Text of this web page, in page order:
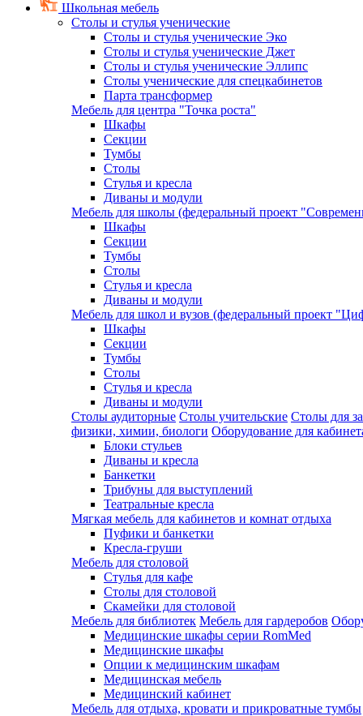
Школьная мебель
Столы и стулья ученические
Столы и стулья ученические Эко
Столы и стулья ученические Джет
Столы и стулья ученические Эллипс
Столы ученические для спецкабинетов
Парта трансформер
Мебель для центра "Точка роста"
Шкафы
Секции
Тумбы
Столы
Стулья и кресла
Диваны и модули
Мебель для школы (федеральный проект
Шкафы
Секции
Тумбы
Столы
Стулья и кресла
Диваны и модули
Мебель для школ и вузов (федеральный проект
Шкафы
Секции
Тумбы
Столы
Стулья и кресла
Диваны и модули
Столы аудиторные Столы учительские Столы для
физики, химии, биологи Оборудование для
Блоки стульев
Диваны и кресла
Банкетки
Трибуны для выступлений
Театральные кресла
Мягкая мебель для кабинетов и комнат отдыха
Пуфики и банкетки
Кресла-груши
Мебель для столовой
Cтулья для кафе
Cтолы для столовой
Скамейки для столовой
Мебель для библиотек Мебель для гардеробов
Медицинские шкафы серии RomMed
Медицинские шкафы
Опции к медицинским шкафам
Медицинская мебель
Медицинский кабинет
Мебель для отдыха, кровати и прикроватные тумбы